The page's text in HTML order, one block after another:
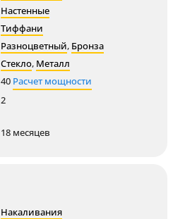
Настенные
Тиффани
Разноцветный, Бронза
Стекло, Металл
40 Расчет мощности
2
18 месяцев
Накаливания